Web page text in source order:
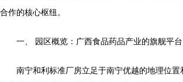
合作的核心枢纽。
一、 园区概览：广西食品药品产业的旗舰平台
南宁和利标准厂房立足于南宁优越的地理位